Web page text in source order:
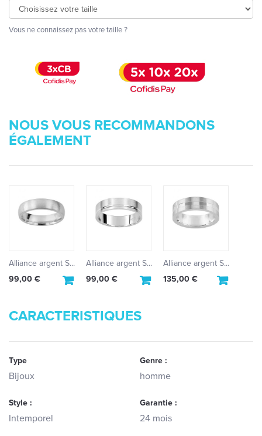
Vous ne connaissez pas votre taille ?
NOUS VOUS RECOMMANDONS
ÉGALEMENT
Alliance argent S...
99,00 €
Alliance argent S...
99,00 €
Alliance argent S...
135,00 €
CARACTERISTIQUES
Type
Bijoux
Genre :
homme
Style :
Intemporel
Garantie :
24 mois